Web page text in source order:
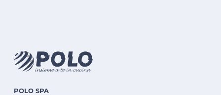
POLO SPA